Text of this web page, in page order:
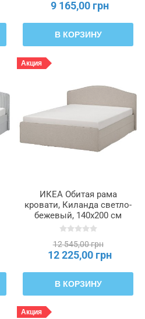
9 165,00 грн
В КОРЗИНУ
Акция
ИКЕА Обитая рама
кровати, Киланда светло-
бежевый, 140x200 см
RAMNEFJÄLL, 795.601.59
12 545,00 грн
12 225,00 грн
В КОРЗИНУ
Акция